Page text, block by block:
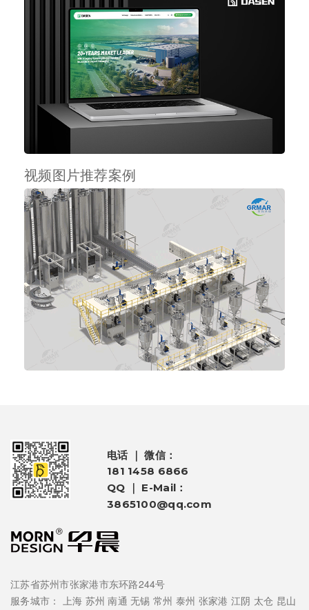
视频图片推荐案例
电话 ｜ 微信：
181 1458 6866
QQ ｜ E-Mail：
3865100@qq.com
江苏省苏州市张家港市东环路244号
服务城市： 上海 苏州 南通 无锡 常州 泰州 张家港 江阴 太仓 昆山